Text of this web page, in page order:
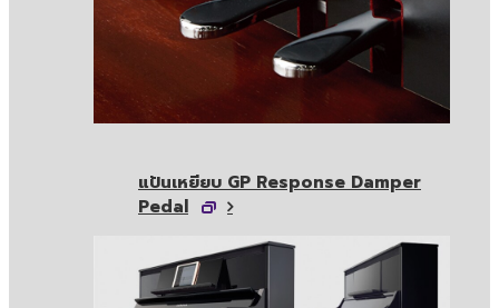
แป้นเหยียบ GP Response Damper
Pedal